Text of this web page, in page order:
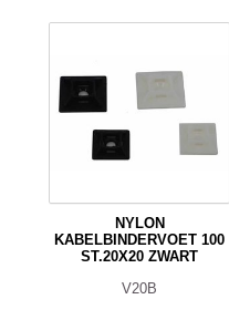
NYLON
KABELBINDERVOET 100
ST.20X20 ZWART
V20B